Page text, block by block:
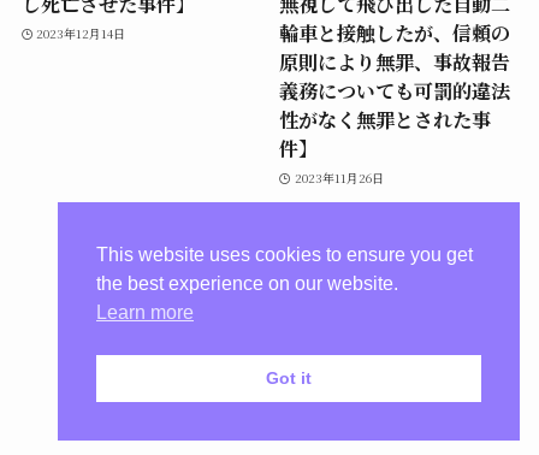
2023年12月14日
輪車と接触したが、信頼の
原則により無罪、事故報告
義務についても可罰的違法
性がなく無罪とされた事
件】
2023年11月26日
プライバシーポリシー
This website uses cookies to ensure you get
the best experience on our website.
Learn more
Got it